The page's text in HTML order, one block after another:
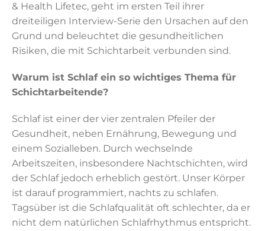
& Health Lifetec, geht im ersten Teil ihrer
dreiteiligen Interview-Serie den Ursachen auf den
Grund und beleuchtet die gesundheitlichen
Risiken, die mit Schichtarbeit verbunden sind.
Warum ist Schlaf ein so wichtiges Thema für
Schichtarbeitende?
Schlaf ist einer der vier zentralen Pfeiler der
Gesundheit, neben Ernährung, Bewegung und
einem Sozialleben. Durch wechselnde
Arbeitszeiten, insbesondere Nachtschichten, wird
der Schlaf jedoch erheblich gestört. Unser Körper
ist darauf programmiert, nachts zu schlafen.
Tagsüber ist die Schlafqualität oft schlechter, da er
nicht dem natürlichen Schlafrhythmus entspricht.